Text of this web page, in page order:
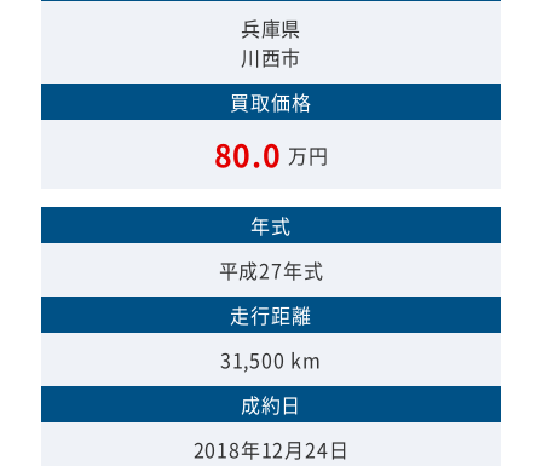
兵庫県
川西市
買取価格
80.0 万円
年式
平成27年式
走行距離
31,500 km
成約日
2018年12月24日